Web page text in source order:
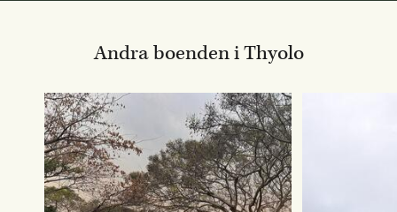
Andra boenden i Thyolo